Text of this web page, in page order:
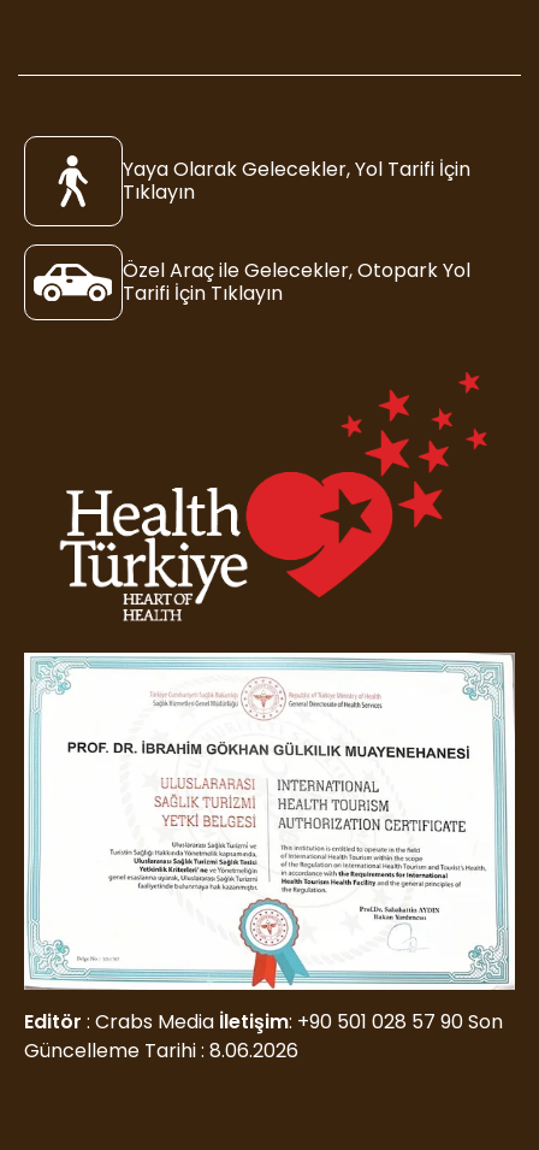
Yaya Olarak Gelecekler, Yol Tarifi İçin
Tıklayın
Özel Araç ile Gelecekler, Otopark Yol
Tarifi İçin Tıklayın
Editör : Crabs Media İletişim: +90 501 028 57 90Son
Güncelleme Tarihi : 8.06.2026